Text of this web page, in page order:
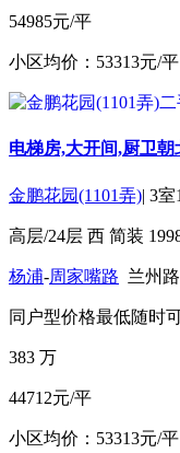
54985元/平
小区均价：53313元/平
电梯房,大开间,厨卫朝
金鹏花园(1101弄)| 3室
高层/24层 西 简装
杨浦-周家嘴路 兰州
同户型价格最低随时
383 万
44712元/平
小区均价：53313元/平